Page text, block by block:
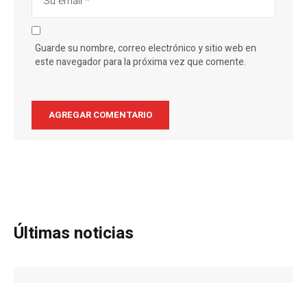
Guarde su nombre, correo electrónico y sitio web en
este navegador para la próxima vez que comente.
Últimas noticias